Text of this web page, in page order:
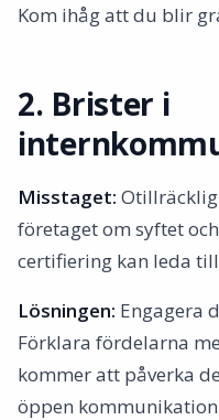
Kom ihåg att du blir
2. Brister i
Misstaget:
företaget om syftet
certifiering kan leda
Lösningen: Engagera
Förklara fördelarna
kommer att påverka
öppen